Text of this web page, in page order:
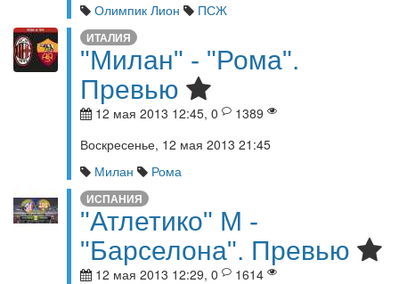
Олимпик Лион
ПСЖ
ИТАЛИЯ
"Милан" - "Рома".
Превью
12 мая 2013 12:45, 0
1389
Воскресенье, 12 мая 2013 21:45
Милан
Рома
ИСПАНИЯ
"Атлетико" М -
"Барселона". Превью
12 мая 2013 12:29, 0
1614